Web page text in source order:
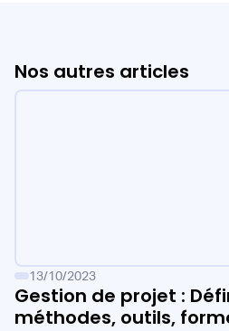
Nos autres articles
13/10/2023
Gestion de projet :
méthodes, outils,